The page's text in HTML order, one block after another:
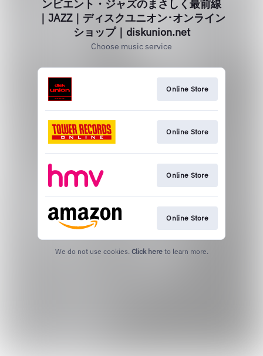
ンビエント・ジャズのまさしく最前線
｜JAZZ｜ディスクユニオン･オンライン
ショップ｜diskunion.net
Choose music service
Online Store
Online Store
Online Store
Online Store
We do not use cookies. Click here to learn more.